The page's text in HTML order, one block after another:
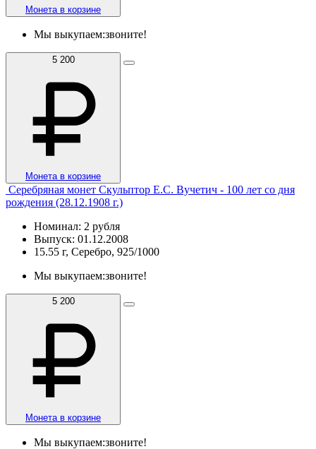
Монета в корзине
Мы выкупаем:звоните!
5 200
Монета в корзине
Серебряная монет Скульптор Е.С. Вучетич - 100 лет со дня
рождения (28.12.1908 г.)
Номинал: 2 рубля
Выпуск: 01.12.2008
15.55 г, Серебро, 925/1000
Мы выкупаем:звоните!
5 200
Монета в корзине
Мы выкупаем:звоните!